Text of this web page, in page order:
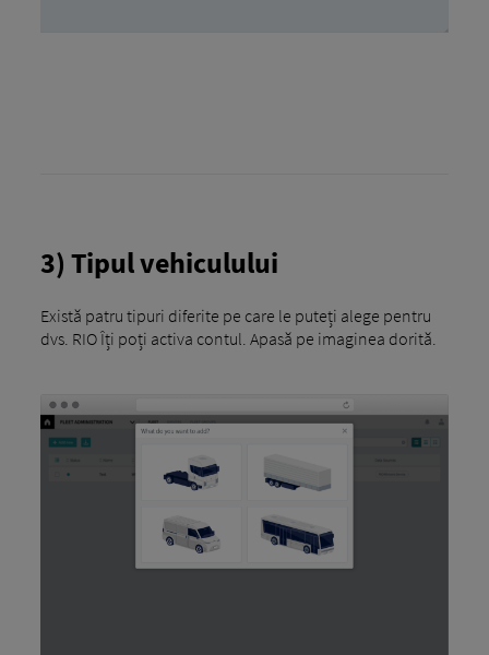
3) Tipul vehiculului
Există patru tipuri diferite pe care le puteți alege pentru
dvs. RIO Îți poți activa contul. Apasă pe imaginea dorită.